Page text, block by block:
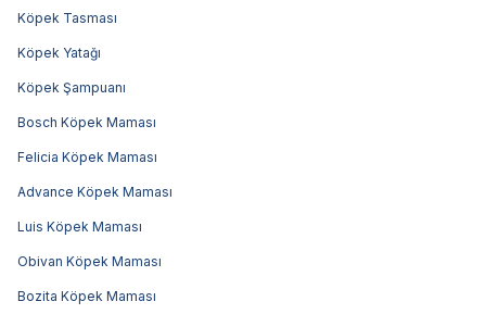
Köpek Tasması
Köpek Yatağı
Köpek Şampuanı
Bosch Köpek Maması
Felicia Köpek Maması
Advance Köpek Maması
Luis Köpek Maması
Obivan Köpek Maması
Bozita Köpek Maması